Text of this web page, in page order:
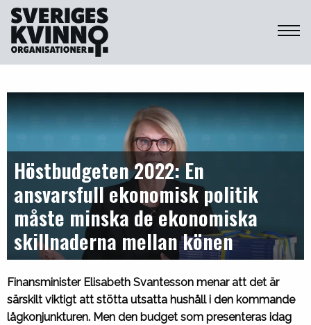
Sveriges Kvinnoorganisationer
Höstbudgeten 2022: En
ansvarsfull ekonomisk politik
måste minska de ekonomiska
skillnaderna mellan könen
Finansminister Elisabeth Svantesson menar att det är
särskilt viktigt att stötta utsatta hushåll i den kommande
lågkonjunkturen. Men den budget som presenteras idag